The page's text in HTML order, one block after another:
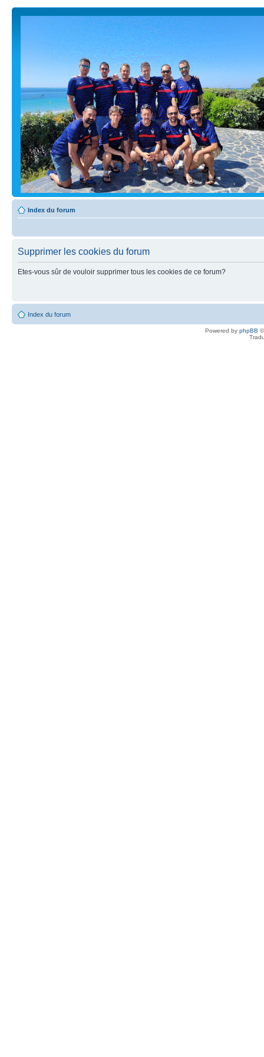
Index du forum
Supprimer les cookies du forum
Etes-vous sûr de vouloir supprimer tous les cookies de ce forum?
Index du forum
Powered by phpBB